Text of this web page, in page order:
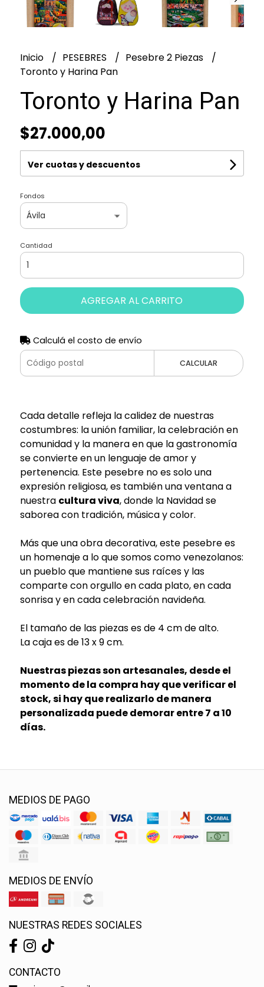
Inicio PESEBRES
Pesebre 2 Piezas
Toronto y Harina Pan
Toronto y Harina Pan
$27.000,00
Ver cuotas y descuentos
Fondos
Cantidad
AGREGAR AL CARRITO
Calculá el costo de envío
CALCULAR
Cada detalle refleja la calidez de nuestras
costumbres: la unión familiar, la celebración en
comunidad y la manera en que la gastronomía
se convierte en un lenguaje de amor y
pertenencia. Este pesebre no es solo una
expresión religiosa, es también una ventana a
nuestra cultura viva, donde la Navidad se
saborea con tradición, música y color.
Más que una obra decorativa, este pesebre es
un homenaje a lo que somos como venezolanos:
un pueblo que mantiene sus raíces y las
comparte con orgullo en cada plato, en cada
sonrisa y en cada celebración navideña.
El tamaño de las piezas es de 4 cm de alto.
La caja es de 13 x 9 cm.
Nuestras piezas son artesanales, desde el
momento de la compra hay que verificar el
stock, si hay que realizarlo de manera
personalizada puede demorar entre 7 a 10
días.
MEDIOS DE PAGO
MEDIOS DE ENVÍO
NUESTRAS REDES SOCIALES
CONTACTO